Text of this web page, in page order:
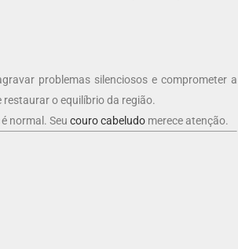
problemas silenciosos e comprometer a
o equilíbrio da região.
normal. Seucouro cabeludo merece atenção.